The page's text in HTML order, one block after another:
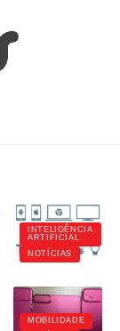
INTELIGÊNCIA
ARTIFICIAL
NOTÍCIAS
MOBILIDADE